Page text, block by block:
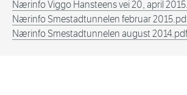
Nærinfo Viggo Hansteens vei 20, april
Nærinfo Smestadtunnelen februar
Nærinfo Smestadtunnelen august 2014.pdf